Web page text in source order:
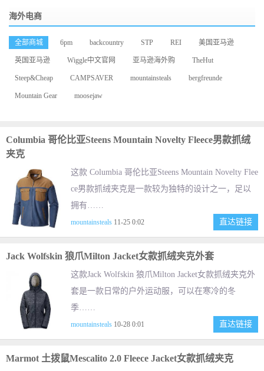
海外电商
全部商城 6pm backcountry STP REI 美国亚马逊
英国亚马逊 Wiggle中文官网 亚马逊海外购 TheHut
Steep&Cheap CAMPSAVER mountainsteals bergfreunde
Mountain Gear moosejaw
Columbia 哥伦比亚Steens Mountain Novelty Fleece男款抓绒
夹克
这款 Columbia 哥伦比亚Steens Mountain Novelty Flee
ce男款抓绒夹克是一款较为独特的设计之一，足以
拥有……
mountainsteals 11-25 0:02 直达链接
Jack Wolfskin 狼爪Milton Jacket女款抓绒夹克外套
这款Jack Wolfskin 狼爪Milton Jacket女款抓绒夹克外
套是一款日常的户外运动服，可以在寒冷的冬
季……
mountainsteals 10-28 0:01 直达链接
Marmot 土拨鼠Mescalito 2.0 Fleece Jacket女款抓绒夹克